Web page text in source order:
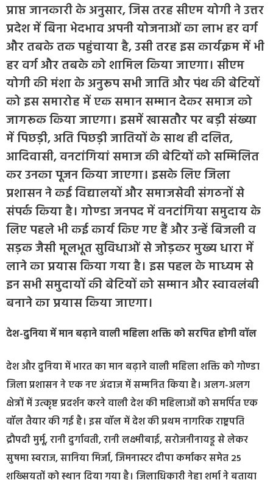
प्राप्त जानकारी के अनुसार, जिस तरह सीएम योगी ने उत्तर
प्रदेश में बिना भेदभाव अपनी योजनाओं का लाभ हर वर्ग
और तबके तक पहुंचाया है, उसी तरह इस कार्यक्रम में भी
हर वर्ग और तबके को शामिल किया जाएगा। सीएम
योगी की मंशा के अनुरूप सभी जाति और पंथ की बेटियों
को इस समारोह में एक समान सम्मान देकर समाज को
जागरूक किया जाएगा। इसमें खासतौर पर बड़ी संख्या
में पिछड़ी, अति पिछड़ी जातियों के साथ ही दलित,
आदिवासी, वनटांगियां समाज की बेटियों को सम्मिलित
कर उनका पूजन किया जाएगा। इसके लिए जिला
प्रशासन ने कई विद्यालयों और समाजसेवी संगठनों से
संपर्क किया है। गोण्डा जनपद में वनटांगिया समुदाय के
लिए पहले भी कई कार्य किए गए हैं और उन्हें बिजली व
सड़क जैसी मूलभूत सुविधाओं से जोड़कर मुख्य धारा में
लाने का प्रयास किया गया है। इस पहल के माध्यम से
इन सभी समुदायों की बेटियों को सम्मान और स्वावलंबी
बनाने का प्रयास किया जाएगा।
देश-दुनिया में मान बढ़ाने वाली महिला शक्ति को सरपित होगी वॉल
देश और दुनिया में भारत का मान बढ़ाने वाली महिला शक्ति को गोण्डा
जिला प्रशासन ने एक नए अंदाज में सम्मनित किया है। अलग-अलग
क्षेत्रों में उत्कृष्ट प्रदर्शन करने वाली देश की महिलाओं को समर्पित एक
वॉल तैयार की गई है। इस वॉल में देश की प्रथम नागरिक राष्ट्रपति
द्रौपदी मुर्मू, रानी दुर्गावती, रानी लक्ष्मीबाई, सरोजनीनायडू से लेकर
सुषमा स्वराज, सानिया मिर्जा, जिमनास्टर दीपा कर्माकर समेत 25